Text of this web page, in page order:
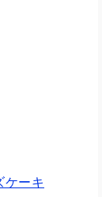
ケーキ